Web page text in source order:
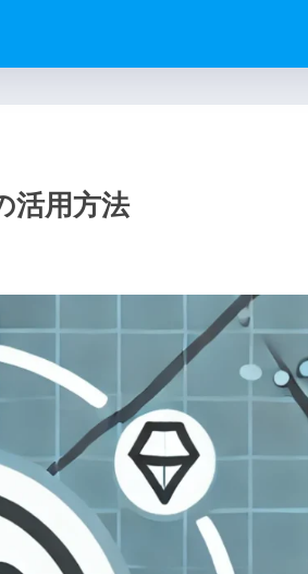
活用方法